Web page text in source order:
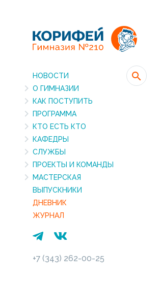
НОВОСТИ
О ГИМНАЗИИ
КАК ПОСТУПИТЬ
ПРОГРАММА
КТО ЕСТЬ КТО
КАФЕДРЫ
СЛУЖБЫ
ПРОЕКТЫ И КОМАНДЫ
МАСТЕРСКАЯ
ВЫПУСКНИКИ
ДНЕВНИК
ЖУРНАЛ
+7 (343) 262-00-25